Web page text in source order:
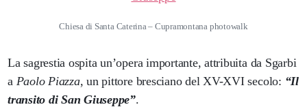
Chiesa di Santa Caterina – Cupramontana photowalk
La sagrestia ospita un’opera importante, attribuita da Sgarbi
a Paolo Piazza, un pittore bresciano del XV-XVI secolo: “Il
transito di San Giuseppe”.